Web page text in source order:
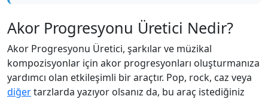
Akor Progresyonu Üretici Nedir?
Akor Progresyonu Üretici, şarkılar ve müzikal
kompozisyonlar için akor progresyonları oluşturmanıza
yardımcı olan etkileşimli bir araçtır. Pop, rock, caz veya
diğertarzlarda yazıyor olsanız da, bu araç istediğiniz